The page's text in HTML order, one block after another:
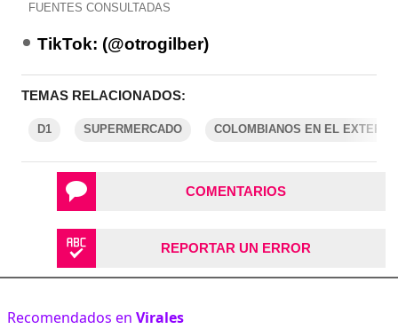
FUENTES CONSULTADAS
TikTok: (@otrogilber)
TEMAS RELACIONADOS:
D1 SUPERMERCADO COLOMBIANOS EN EL
COMENTARIOS
REPORTAR UN ERROR
Recomendados en Virales